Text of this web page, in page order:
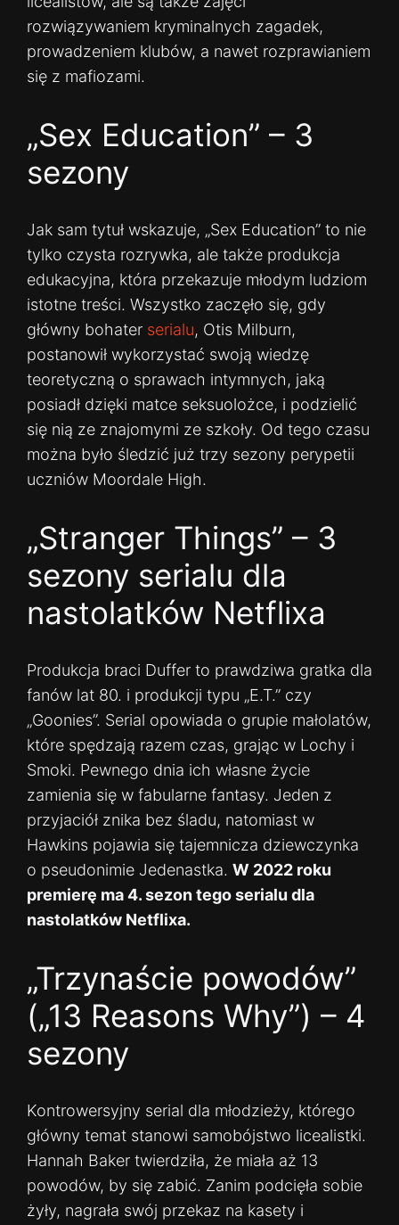
rozwiązywaniem kryminalnych zagadek,
prowadzeniem klubów, a nawet rozprawianiem
się z mafiozami.
„Sex Education” – 3
sezony
Jak sam tytuł wskazuje, „Sex Education” to nie
tylko czysta rozrywka, ale także produkcja
edukacyjna, która przekazuje młodym ludziom
istotne treści. Wszystko zaczęło się, gdy
główny bohater serialu, Otis Milburn,
postanowił wykorzystać swoją wiedzę
teoretyczną o sprawach intymnych, jaką
posiadł dzięki matce seksuolożce, i podzielić
się nią ze znajomymi ze szkoły. Od tego czasu
można było śledzić już trzy sezony perypetii
uczniów Moordale High.
„Stranger Things” – 3
sezony serialu dla
nastolatków Netflixa
Produkcja braci Duffer to prawdziwa gratka dla
fanów lat 80. i produkcji typu „E.T.” czy
„Goonies”. Serial opowiada o grupie małolatów,
które spędzają razem czas, grając w Lochy i
Smoki. Pewnego dnia ich własne życie
zamienia się w fabularne fantasy. Jeden z
przyjaciół znika bez śladu, natomiast w
Hawkins pojawia się tajemnicza dziewczynka
o pseudonimie Jedenastka. W 2022 roku
premierę ma 4. sezon tego serialu dla
nastolatków Netflixa.
„Trzynaście powodów”
(„13 Reasons Why”) – 4
sezony
Kontrowersyjny serial dla młodzieży, którego
główny temat stanowi samobójstwo licealistki.
Hannah Baker twierdziła, że miała aż 13
powodów, by się zabić. Zanim podcięła sobie
żyły, nagrała swój przekaz na kasety i